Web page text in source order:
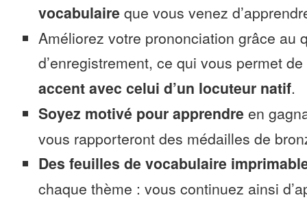
vocabulaire que vous venez
Améliorez votre prononciation grâce au
d’enregistrement, ce qui vous permet de
accent avec celui d’un locuteur natif.
Soyez motivé pour apprendre en
vous rapporteront des médailles de
Des feuilles de vocabulaire
chaque thème : vous continuez ainsi